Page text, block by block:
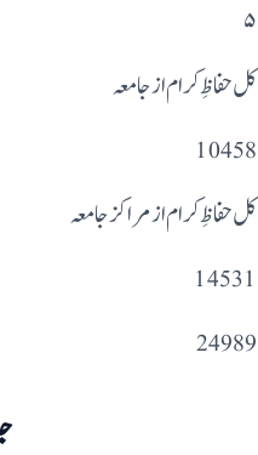
۵
کل حفاظِ کرام از جامعہ
10458
کل حفاظِ کرام از مراکز جامعہ
14531
24989